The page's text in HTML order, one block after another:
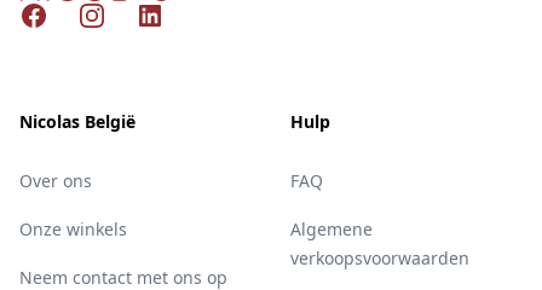
FacebookInstagramLinkedIn
Nicolas België
Over ons
Onze winkels
Neem contact met ons op
Hulp
FAQ
Algemene
verkoopsvoorwaarden